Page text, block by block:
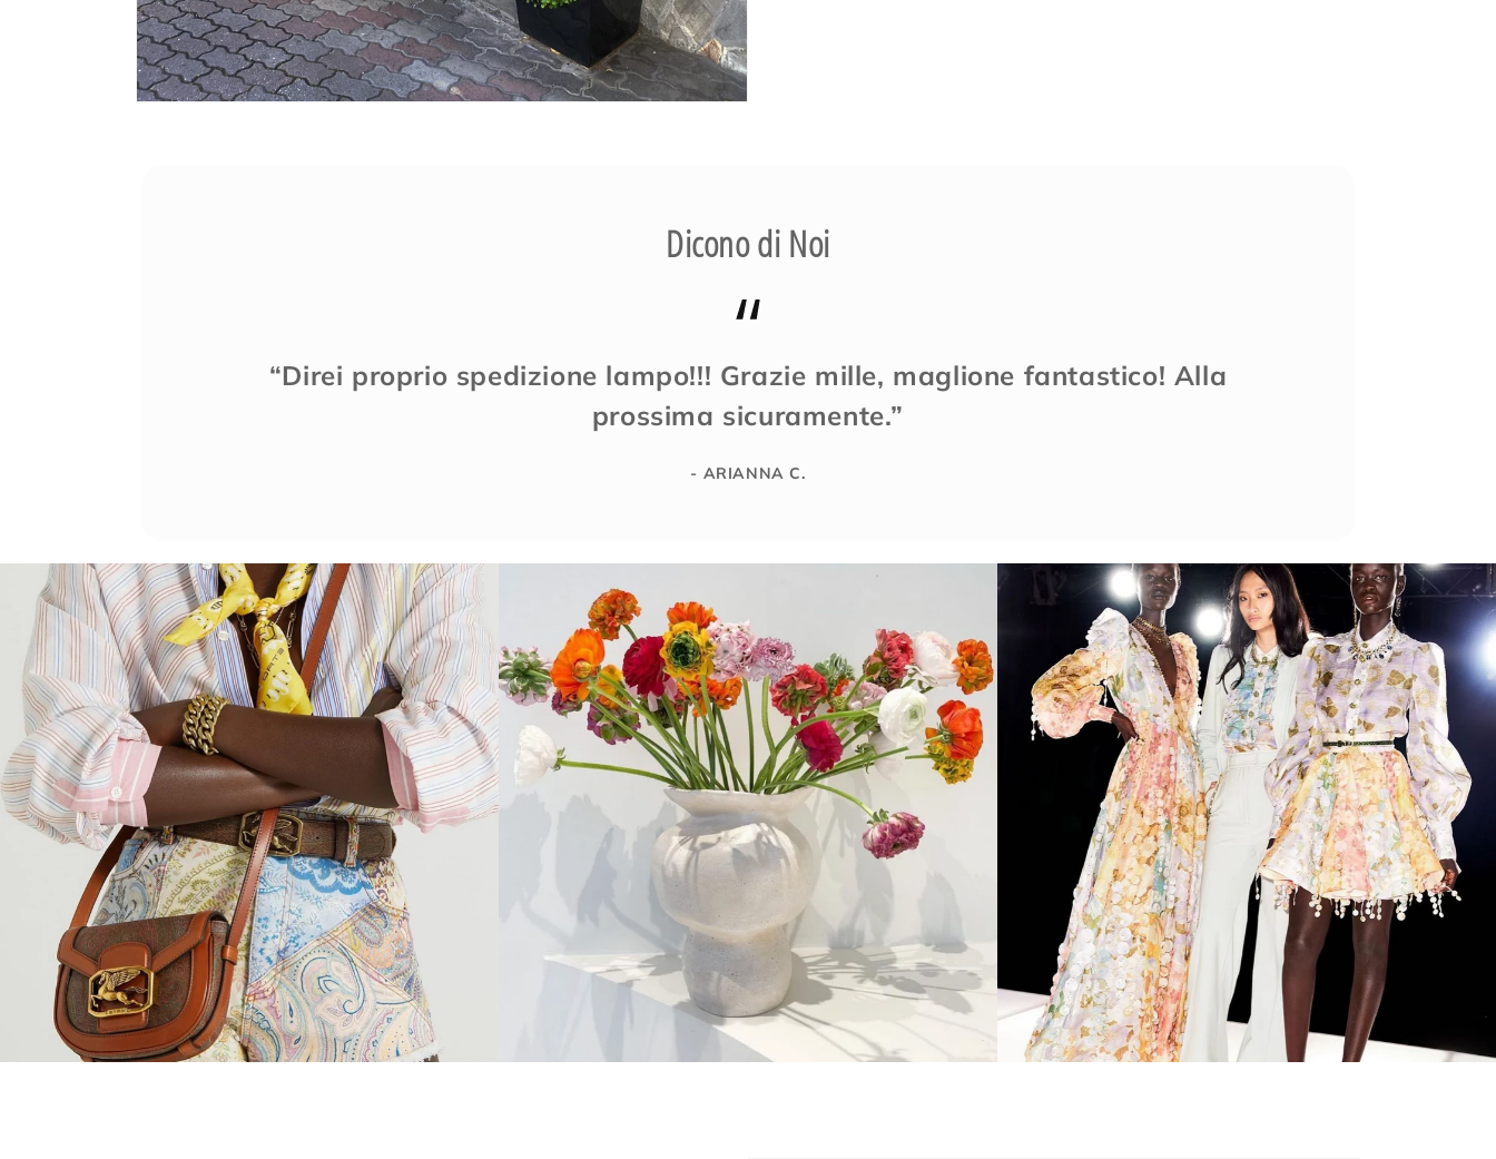
Dicono di Noi
“Direi proprio spedizione lampo!!! Grazie mille, maglione fantastico! Alla
prossima sicuramente.”
- ARIANNA C.